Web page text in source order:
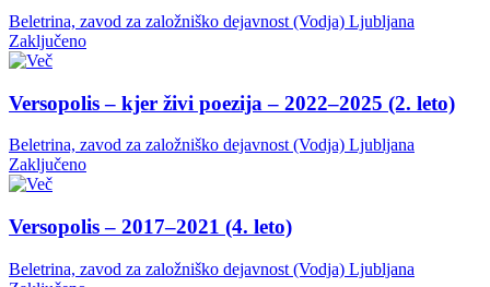
Beletrina, zavod za založniško dejavnost (Vodja) Ljubljana
Zaključeno
Versopolis – kjer živi poezija – 2022–2025 (2. leto)
Beletrina, zavod za založniško dejavnost (Vodja) Ljubljana
Zaključeno
Versopolis – 2017–2021 (4. leto)
Beletrina, zavod za založniško dejavnost (Vodja) Ljubljana